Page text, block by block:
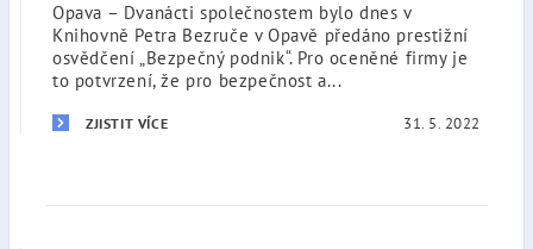
Opava – Dvanácti společnostem bylo dnes v
Knihovně Petra Bezruče v Opavě předáno prestižní
osvědčení „Bezpečný podnik“. Pro oceněné firmy je
to potvrzení, že pro bezpečnost a...
ZJISTIT VÍCE 31. 5. 2022